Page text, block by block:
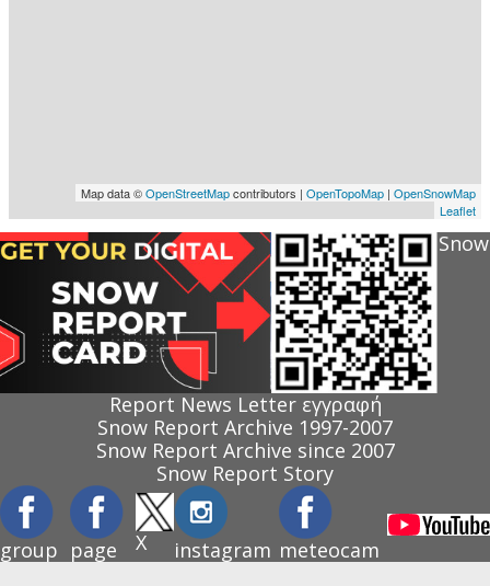
Snow
Report News Letter εγγραφή
Snow Report Archive 1997-2007
Snow Report Archive since 2007
Snow Report Story
group page X instagram meteocam